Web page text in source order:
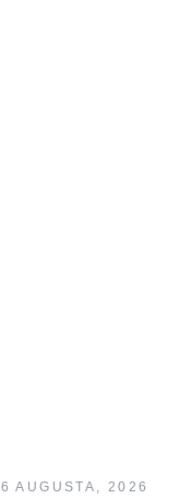
6 AUGUSTA, 2026